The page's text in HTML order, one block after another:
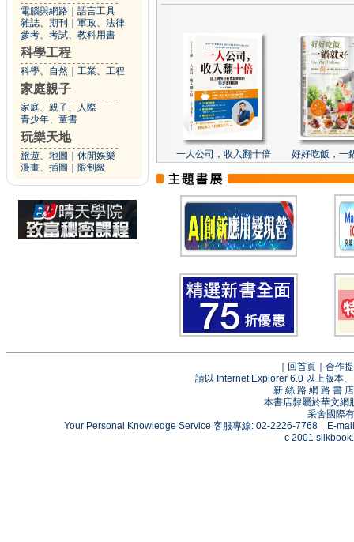
電腦與網路
語言工具
雜誌、期刊
軍政、法律
參考、考試、教科用書
科學工程
科學、自然 工業、工程
家庭親子
家庭、親子、人際
青少年、童書
玩樂天地
旅遊、地圖
休閒娛樂
漫畫、插圖
限制級
一人公司，收入翻十倍 好好吃飯，一
回首頁
合作
請以 Internet Explorer 6.0 以上版本
新 絲 路 網 路 書
本書店隸屬於華文網
采舍國際
Your Personal Knowledge Service 客服專線: 02-2226-7768 E-
c 2001